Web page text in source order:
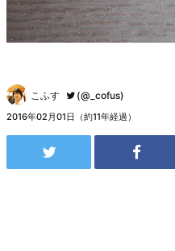
こふす (@_cofus)
2016年02月01日（約11年経過）